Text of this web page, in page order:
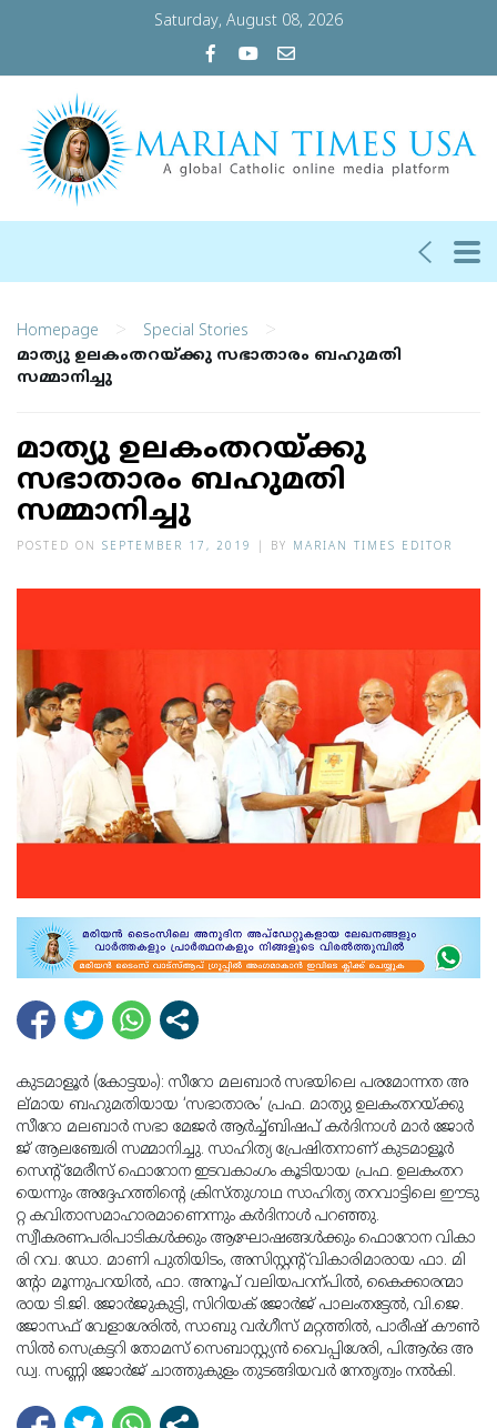
Saturday, August 08, 2026
Homepage > Special Stories >
മാത്യു ഉലകംതറയ്ക്കു സഭാതാരം ബഹുമതി
സമ്മാനിച്ചു
മാത്യു ഉലകംതറയ്ക്കു
സഭാതാരം ബഹുമതി
സമ്മാനിച്ചു
POSTED ON SEPTEMBER 17, 2019 BY MARIAN TIMES EDITOR
കു​​ട​​മാ​​ളൂ​​ർ (കോ​​ട്ട​​യം): സീ​​റോ മ​​ല​​ബാ​​ർ സ​​ഭ​​യി​​ലെ പ​​ര​​മോ​​ന്ന​​ത അ​​
ല്മാ​യ ബ​​ഹു​​മ​​തി​​യാ​​യ ‘സ​​ഭാ​താ​​രം’ പ്ര​​ഫ. മാ​​ത്യു ഉ​​ല​​കം​​ത​​റ​​യ്ക്കു
സീ​​റോ മ​​ല​​ബാ​​ർ സ​​ഭാ മേ​​ജ​​ർ ആ​​ർ​​ച്ച്ബി​​ഷ​​പ് ക​​ർ​​ദി​​നാ​​ൾ മാ​​ർ ജോ​​ർ​​
ജ് ആ​​ല​​ഞ്ചേ​​രി സ​​മ്മാ​​നി​​ച്ചു. സാ​​ഹി​​ത്യ പ്രേ​ഷി​ത​​നാ​​ണ് കു​​ട​​മാ​​ളൂ​​ർ
സെ​​ന്‍റ് മേ​​രീ​​സ് ഫൊ​​റോ​​ന ഇ​​ട​​വ​​കാം​​ഗം കൂ​ടി​യാ​യ പ്ര​​ഫ.​​ ഉ​​ല​​കം​​ത​​റ​​
യെ​​ന്നും അ​​ദ്ദേ​​ഹ​​ത്തി​​ന്‍റെ ക്രി​​സ്തു​​ഗാ​​ഥ സാ​​ഹി​​ത്യ ത​​റ​​വാ​​ട്ടി​​ലെ ഈ​​ടു​​
റ്റ ക​​വി​​താ​​സ​​മാ​​ഹാ​​ര​​മാ​​ണെ​​ന്നും ക​​ർ​​ദി​​നാ​​ൾ പ​​റ​​ഞ്ഞു.
സ്വീ​​ക​​ര​​ണപ​​രി​​പാ​​ടി​​ക​​ൾ​​ക്കും ആ​​ഘോ​​ഷ​​ങ്ങ​​ൾ​​ക്കും ഫൊ​​റോ​​ന വി​​കാ​​
രി റ​​വ.​​ ഡോ.​​ മാ​​ണി പു​​തി​​യി​​ടം, അ​​സി​​സ്റ്റ​​ന്‍റ് വി​​കാ​​രി​​മാ​​രാ​​യ ഫാ. ​​മി​​
ന്‍റോ മൂ​ന്നു​​പ​​റ​​യി​​ൽ, ഫാ. ​​അ​​നൂ​​പ് വ​​ലി​​യ​​പ​​റ​​ന്പി​​ൽ, കൈ​​ക്കാ​​ര​​ന്മാ​​
രാ​​യ ടി.​​ജി. ജോ​​ർ​​ജു​​കു​​ട്ടി, സി​​റി​​യ​​ക് ജോ​​ർ​​ജ് പാ​​ലം​​ത​​ട്ടേ​​ൽ, വി.​​ജെ.
ജോ​​സ​​ഫ് വേ​​ളാ​​ശേ​​രി​​ൽ, സാ​​ബു വ​​ർ​​ഗീ​​സ് മ​​റ്റ​​ത്തി​​ൽ, പാ​​രീ​​ഷ് കൗ​​ണ്‍​
സി​​ൽ സെ​​ക്ര​​ട്ട​​റി തോ​​മ​​സ് സെ​​ബാ​​സ്റ്റ്യ​​ൻ വൈ​​പ്പി​​ശേ​​രി, പി​​ആ​​ർ​​ഒ അ​​
ഡ്വ. സ​​ണ്ണി ജോ​​ർ​​ജ് ചാ​​ത്തു​​കു​​ളം തു​​ട​​ങ്ങി​​യ​​വ​​ർ നേ​​തൃ​​ത്വം ന​​ൽ​​കി.